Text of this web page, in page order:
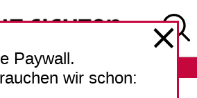
ABO
Paywall.
wir schon: